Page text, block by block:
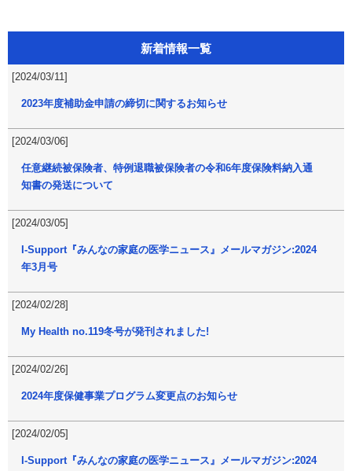
新着情報一覧
[2024/03/11]
2023年度補助金申請の締切に関するお知らせ
[2024/03/06]
任意継続被保険者、特例退職被保険者の令和6年度保険料納入通
知書の発送について
[2024/03/05]
I-Support『みんなの家庭の医学ニュース』メールマガジン:2024
年3月号
[2024/02/28]
My Health no.119冬号が発刊されました!
[2024/02/26]
2024年度保健事業プログラム変更点のお知らせ
[2024/02/05]
I-Support『みんなの家庭の医学ニュース』メールマガジン:2024